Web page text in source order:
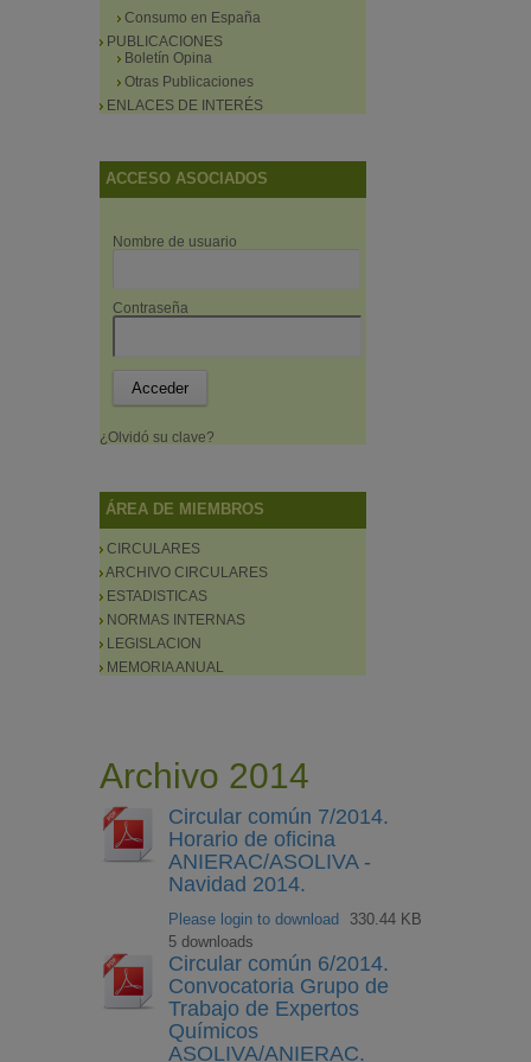
Consumo en España
PUBLICACIONES
Boletín Opina
Otras Publicaciones
ENLACES DE INTERÉS
ACCESO ASOCIADOS
Nombre de usuario
Contraseña
¿Olvidó su clave?
ÁREA DE MIEMBROS
CIRCULARES
ARCHIVO CIRCULARES
ESTADISTICAS
NORMAS INTERNAS
LEGISLACION
MEMORIA ANUAL
Archivo 2014
Circular común 7/2014.
Horario de oficina
ANIERAC/ASOLIVA -
Navidad 2014.
Please login to download
330.44 KB
5 downloads
Circular común 6/2014.
Convocatoria Grupo de
Trabajo de Expertos
Químicos
ASOLIVA/ANIERAC.